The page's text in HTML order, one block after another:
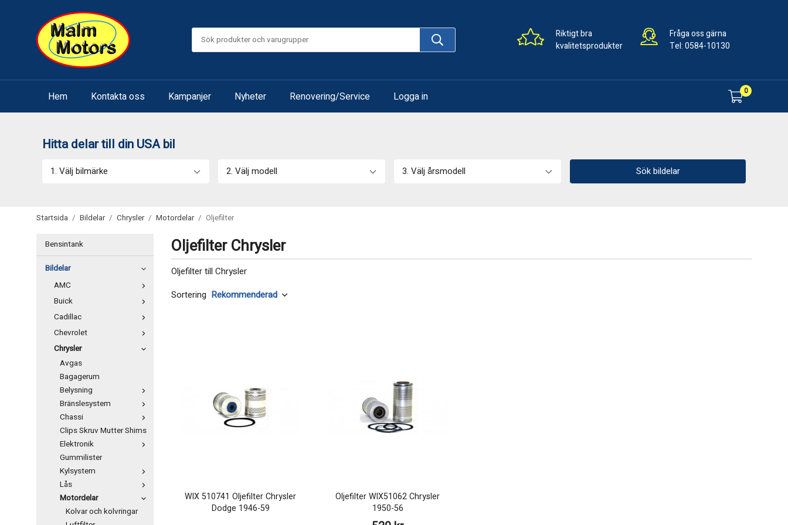
Riktigt bra
kvalitetsprodukter
Fråga oss gärna
Tel:0584-10130
Hem Kontakta oss Kampanjer Nyheter Renovering/Service Logga in 0
Hitta delar till din USA bil
1. Välj bilmärke 2. Välj modell 3. Välj årsmodell Sök bildelar
Startsida / Bildelar / Chrysler / Motordelar / Oljefilter
Bensintank
Bildelar
AMC
Buick
Cadillac
Chevrolet
Chrysler
Avgas
Bagagerum
Belysning
Bränslesystem
Chassi
Clips Skruv Mutter Shims
Elektronik
Gummilister
Kylsystem
Lås
Motordelar
Kolvar och kolvringar
Oljefilter Chrysler
Oljefilter till Chrysler
Sortering
WIX 510741 Oljefilter Chrysler
Dodge 1946-59
Oljefilter WIX51062 Chrysler
1950-56